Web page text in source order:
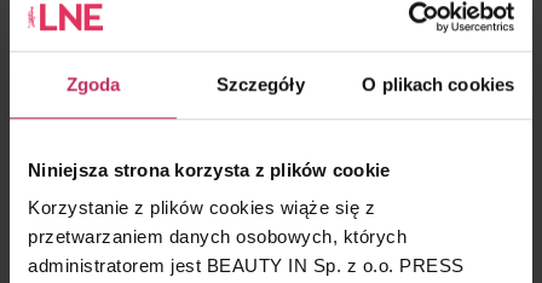
Zgoda Szczegóły O plikach cookies
Niniejsza strona korzysta z plików cookie
Korzystanie z plików cookies wiąże się z
przetwarzaniem danych osobowych, których
administratorem jest BEAUTY IN Sp. z o.o. PRESS